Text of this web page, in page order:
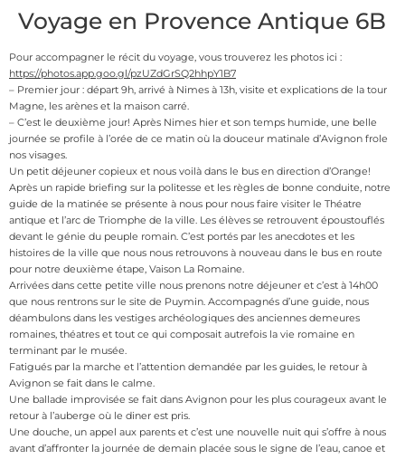
Voyage en Provence Antique 6B
Pour accompagner le récit du voyage, vous trouverez les photos ici :
https://photos.app.goo.gl/pzUZdGrSQ2hhpY1B7
– Premier jour : départ 9h, arrivé à Nimes à 13h, visite et explications de la tour
Magne, les arènes et la maison carré.
– C’est le deuxième jour! Après Nimes hier et son temps humide, une belle
journée se profile à l’orée de ce matin où la douceur matinale d’Avignon frole
nos visages.
Un petit déjeuner copieux et nous voilà dans le bus en direction d’Orange!
Après un rapide briefing sur la politesse et les règles de bonne conduite, notre
guide de la matinée se présente à nous pour nous faire visiter le Théatre
antique et l’arc de Triomphe de la ville. Les élèves se retrouvent époustouflés
devant le génie du peuple romain. C’est portés par les anecdotes et les
histoires de la ville que nous nous retrouvons à nouveau dans le bus en route
pour notre deuxième étape, Vaison La Romaine.
Arrivées dans cette petite ville nous prenons notre déjeuner et c’est à 14h00
que nous rentrons sur le site de Puymin. Accompagnés d’une guide, nous
déambulons dans les vestiges archéologiques des anciennes demeures
romaines, théatres et tout ce qui composait autrefois la vie romaine en
terminant par le musée.
Fatigués par la marche et l’attention demandée par les guides, le retour à
Avignon se fait dans le calme.
Une ballade improvisée se fait dans Avignon pour les plus courageux avant le
retour à l’auberge où le diner est pris.
Une douche, un appel aux parents et c’est une nouvelle nuit qui s’offre à nous
avant d’affronter la journée de demain placée sous le signe de l’eau, canoe et